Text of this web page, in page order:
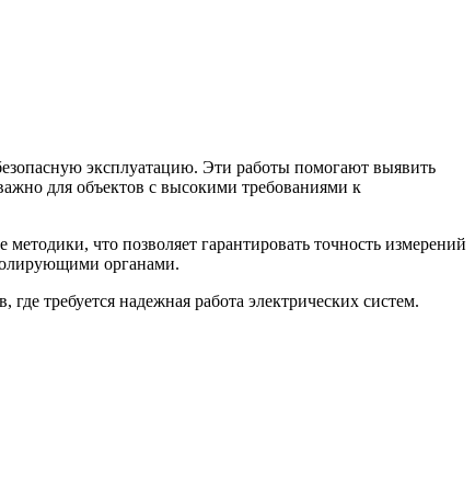
эксплуатацию. Эти работы помогают выявить
для объектов с высокими требованиями к
что позволяет гарантировать точность измерений
органами.
требуется надежная работа электрических систем.